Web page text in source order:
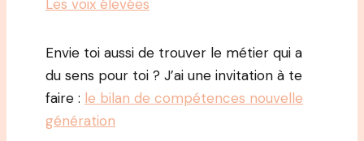
Les voix élevées
Envie toi aussi de trouver le métier qui a
du sens pour toi ? J’ai une invitation à te
faire : le bilan de compétences nouvelle
génération